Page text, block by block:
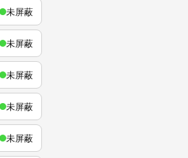
未屏蔽
未屏蔽
未屏蔽
未屏蔽
未屏蔽